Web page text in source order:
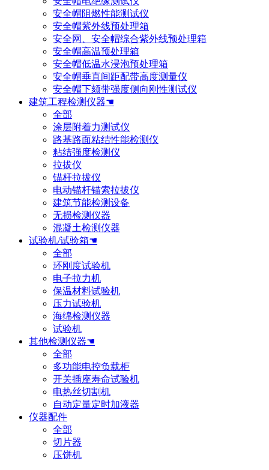
安全帽阻燃性能测试仪
安全帽紫外线预处理箱
安全网、安全帽综合紫外线预处理箱
安全帽高温预处理箱
安全帽低温水浸泡预处理箱
安全帽垂直间距配带高度测量仪
安全帽下颏带强度侧向刚性测试仪
建筑工程检测仪器☚
全部
涂层附着力测试仪
路基路面粘结性能检测仪
粘结强度检测仪
拉拔仪
锚杆拉拔仪
电动锚杆锚索拉拔仪
建筑节能检测设备
无损检测仪器
混凝土检测仪器
试验机/试验箱☚
全部
环刚度试验机
电子拉力机
保温材料试验机
压力试验机
海绵检测仪器
试验机
其他检测仪器☚
全部
多功能电控负载柜
开关插座寿命试验机
电热丝切割机
自动定量定时加液器
仪器配件
全部
切片器
压饼机